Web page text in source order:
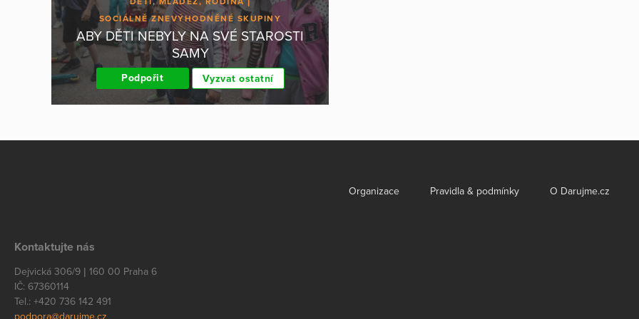
SOCIÁLNĚ ZNEVÝHODNĚNÉ SKUPINY
ABY DĚTI NEBYLY NA SVÉ STAROSTI
SAMY
Podpořit Vyzvat ostatní
Organizace Pravidla & podmínky O Darujme.cz
Kontaktujte nás
Dejvická 306/9 | 160 00 Praha 6
IČ: 67360114
Tel.: +420 736 142 491
podpora@darujme.cz